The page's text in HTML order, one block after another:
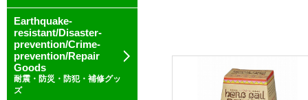
Earthquake-
resistant/Disaster-
prevention/Crime-
prevention/Repair
Goods
耐震・防災・防犯・補修グッ
ズ